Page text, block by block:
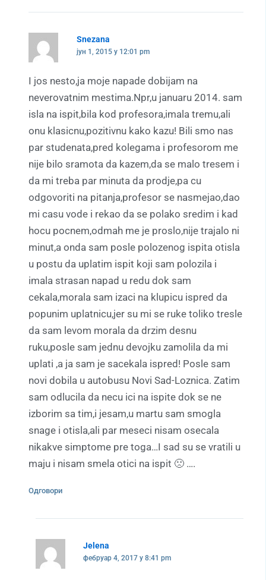
Snezana
јун 1, 2015 у 12:01 pm
I jos nesto,ja moje napade dobijam na
neverovatnim mestima.Npr,u januaru 2014. sam
isla na ispit,bila kod profesora,imala tremu,ali
onu klasicnu,pozitivnu kako kazu! Bili smo nas
par studenata,pred kolegama i profesorom me
nije bilo sramota da kazem,da se malo tresem i
da mi treba par minuta da prodje,pa cu
odgovoriti na pitanja,profesor se nasmejao,dao
mi casu vode i rekao da se polako sredim i kad
hocu pocnem,odmah me je proslo,nije trajalo ni
minut,a onda sam posle polozenog ispita otisla
u postu da uplatim ispit koji sam polozila i
imala strasan napad u redu dok sam
cekala,morala sam izaci na klupicu ispred da
popunim uplatnicu,jer su mi se ruke toliko tresle
da sam levom morala da drzim desnu
ruku,posle sam jednu devojku zamolila da mi
uplati ,a ja sam je sacekala ispred! Posle sam
novi dobila u autobusu Novi Sad-Loznica. Zatim
sam odlucila da necu ici na ispite dok se ne
izborim sa tim,i jesam,u martu sam smogla
snage i otisla,ali par meseci nisam osecala
nikakve simptome pre toga…I sad su se vratili u
maju i nisam smela otici na ispit 🙁 ….
Одговори
Jelena
фебруар 4, 2017 у 8:41 pm